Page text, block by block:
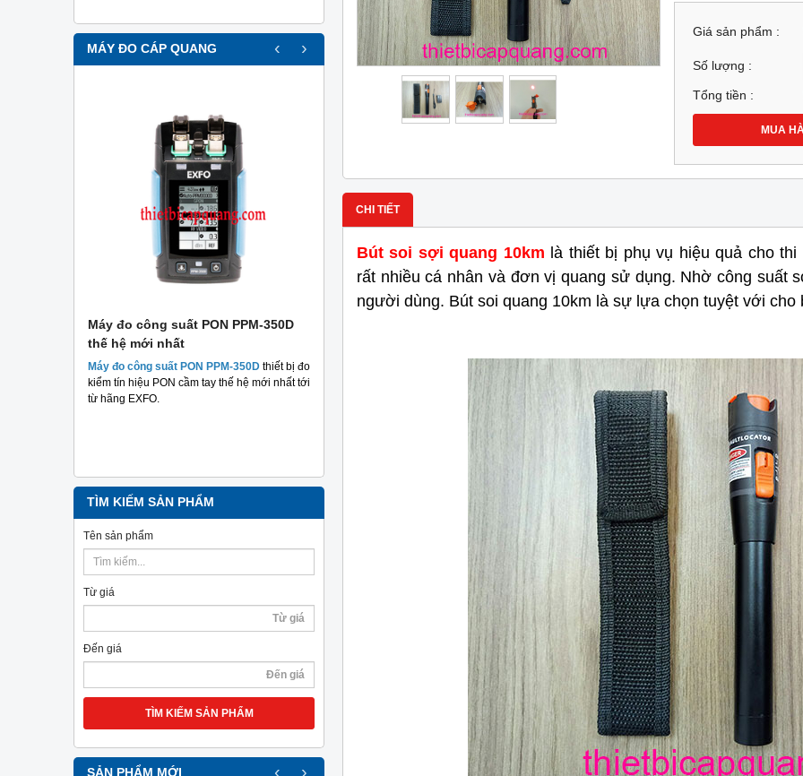
MÁY ĐO CÁP QUANG
Máy đo công suất PON PPM-350D
thế hệ mới nhất
Máy đo công suất PON PPM-350D thiết bị đo
kiểm tín hiệu PON cầm tay thế hệ mới nhất tới
từ hãng EXFO.
tuyến quang chính xác, chuyên
Máy đo cáp quang OTDR APL-2 Plus
– Giải pháp kiểm tra tuyến quang
chính xác, chuyên nghiệp hiện nay.
mạng cáp quang
Máy đo OTDR EXFO MAX-730D
Giải pháp
đột phá cho đo kiểm mạng cáp quang hiện
nay tại Việt Nam.
‹ ›
TÌM KIẾM SẢN PHẨM
Tên sản phẩm
Từ giá
Đến giá
TÌM KIẾM SẢN PHẨM
SẢN PHẨM MỚI ‹ ›
Giá sản phẩm :
Số lượng :
Tổng tiền :
MUA
CHI TIẾT
Bút soi sợi quang 10km là thiết bị phụ vụ hiệu quả cho
rất nhiều cá nhân và đơn vị quang sử dụng. Nhờ công suất
người dùng. Bút soi quang 10km là sự lựa chọn tuyệt với cho